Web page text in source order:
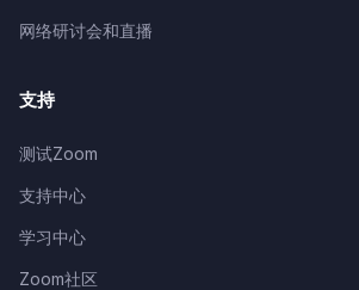
网络研讨会和直播
支持
测试Zoom
支持中心
学习中心
Zoom社区